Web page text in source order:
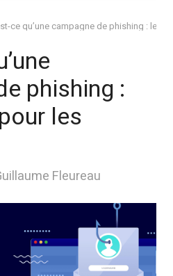
ce qu’une campagne de phishing : les
phishing :
les
Fleureau